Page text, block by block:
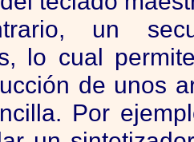
un
lo cual
de unos
Por